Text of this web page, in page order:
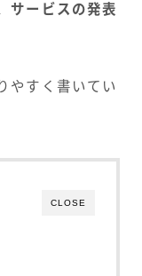
サービスの発表
やすく書いてい
CLOSE